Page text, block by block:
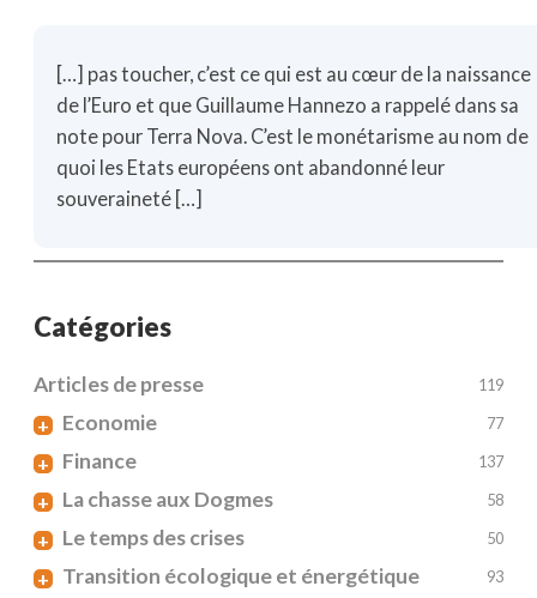
[…] pas toucher, c’est ce qui est au cœur de la naissance
de l’Euro et que Guillaume Hannezo a rappelé dans sa
note pour Terra Nova. C’est le monétarisme au nom de
quoi les Etats européens ont abandonné leur
souveraineté […]
Catégories
Articles de presse 119
+ Economie 77
+ Finance 137
+ La chasse aux Dogmes 58
+ Le temps des crises 50
+ Transition écologique et énergétique 93